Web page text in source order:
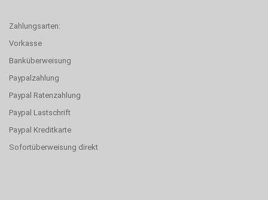
Zahlungsarten:
Vorkasse
Banküberweisung
Paypalzahlung
Paypal Ratenzahlung
Paypal Lastschrift
Paypal Kreditkarte
Sofortüberweisung direkt